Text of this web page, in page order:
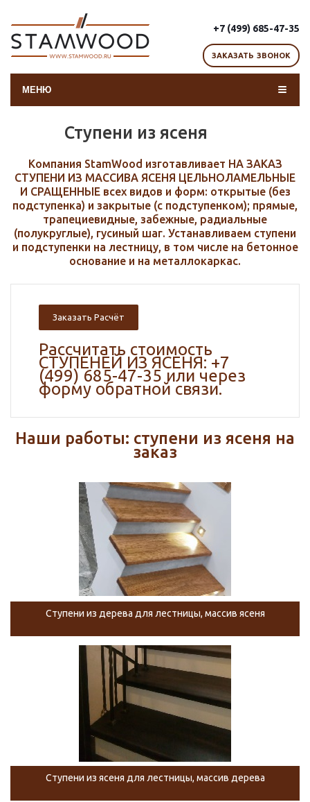
+7 (499) 685-47-35
ЗАКАЗАТЬ ЗВОНОК
МЕНЮ
Ступени из ясеня
Компания StamWood изготавливает НА ЗАКАЗ
СТУПЕНИ ИЗ МАССИВА ЯСЕНЯ ЦЕЛЬНОЛАМЕЛЬНЫЕ
И СРАЩЕННЫЕ всех видов и форм: открытые (без
подступенка) и закрытые (с подступенком); прямые,
трапециевидные, забежные, радиальные
(полукруглые), гусиный шаг. Устанавливаем ступени
и подступенки на лестницу, в том числе на бетонное
основание и на металлокаркас.
Заказать Расчёт
Рассчитать стоимость
СТУПЕНЕЙ ИЗ ЯСЕНЯ: +7
(499) 685-47-35 или через
форму обратной связи.
Наши работы: ступени из ясеня на
заказ
Ступени из дерева для лестницы, массив ясеня
Ступени из ясеня для лестницы, массив дерева